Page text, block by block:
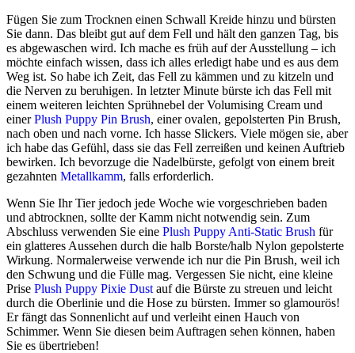
Fügen Sie zum Trocknen einen Schwall Kreide hinzu und bürsten
Sie dann. Das bleibt gut auf dem Fell und hält den ganzen Tag, bis
es abgewaschen wird. Ich mache es früh auf der Ausstellung – ich
möchte einfach wissen, dass ich alles erledigt habe und es aus dem
Weg ist. So habe ich Zeit, das Fell zu kämmen und zu kitzeln und
die Nerven zu beruhigen. In letzter Minute bürste ich das Fell mit
einem weiteren leichten Sprühnebel der Volumising Cream und
einerPlush Puppy Pin Brush, einer ovalen, gepolsterten Pin Brush,
nach oben und nach vorne. Ich hasse Slickers. Viele mögen sie, aber
ich habe das Gefühl, dass sie das Fell zerreißen und keinen Auftrieb
bewirken. Ich bevorzuge die Nadelbürste, gefolgt von einem breit
gezahnten Metallkamm, falls erforderlich.
Wenn Sie Ihr Tier jedoch jede Woche wie vorgeschrieben baden
und abtrocknen, sollte der Kamm nicht notwendig sein. Zum
Abschluss verwenden Sie eine Plush Puppy Anti-Static Brush für
ein glatteres Aussehen durch die halb Borste/halb Nylon gepolsterte
Wirkung. Normalerweise verwende ich nur die Pin Brush, weil ich
den Schwung und die Fülle mag. Vergessen Sie nicht, eine kleine
Prise Plush Puppy Pixie Dust auf die Bürste zu streuen und leicht
durch die Oberlinie und die Hose zu bürsten. Immer so glamourös!
Er fängt das Sonnenlicht auf und verleiht einen Hauch von
Schimmer. Wenn Sie diesen beim Auftragen sehen können, haben
Sie es übertrieben!